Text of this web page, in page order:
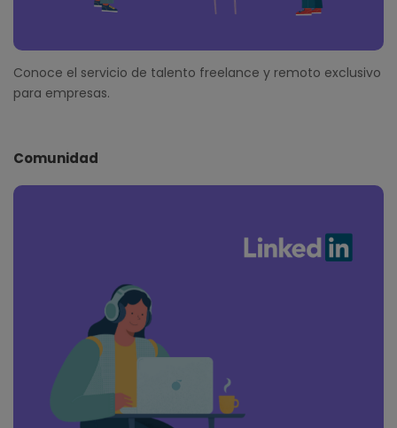
Conoce el servicio de talento freelance y remoto exclusivo
para empresas.
Comunidad